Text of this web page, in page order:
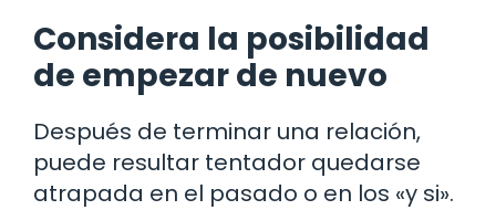
Considera la posibilidad
de empezar de nuevo
Después de terminar una relación,
puede resultar tentador quedarse
atrapada en el pasado o en los «y si».